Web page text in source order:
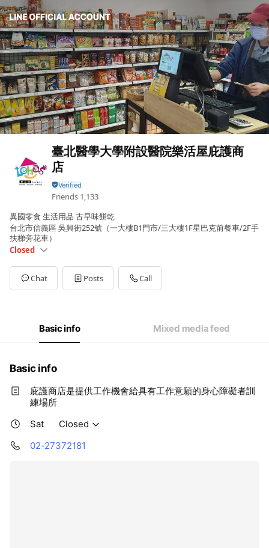
臺北醫學大學附設醫院樂活屋庇護商
店
Friends 1,133
異國零食 生活用品 古早味餅乾
台北市信義區 吳興街252號（一大樓B1門市/三大樓1F星巴克前餐車/2F手
扶梯旁花車）
Closed
SunClosed
Mon08:30 - 17:00
Tue
08:30 - 17:00
Closed
Chat Posts Call
Basic info Mixed media feed
Basic info
庇護商店是提供工作機會給具有工作意願的身心障礙者訓
練場所
Sat
Closed
02-27372181